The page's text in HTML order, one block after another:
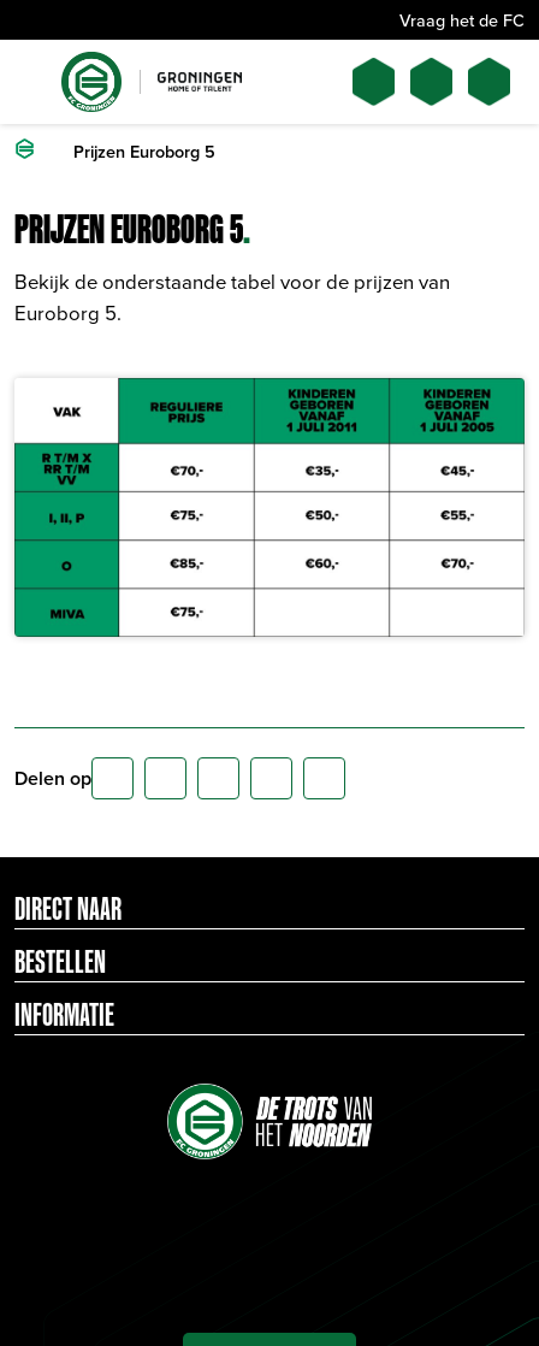
Vraag het de FC
Prijzen Euroborg 5
PRIJZEN EUROBORG 5.
Bekijk de onderstaande tabel voor de prijzen van
Euroborg 5.
Delen op
DIRECT NAAR
BESTELLEN
INFORMATIE